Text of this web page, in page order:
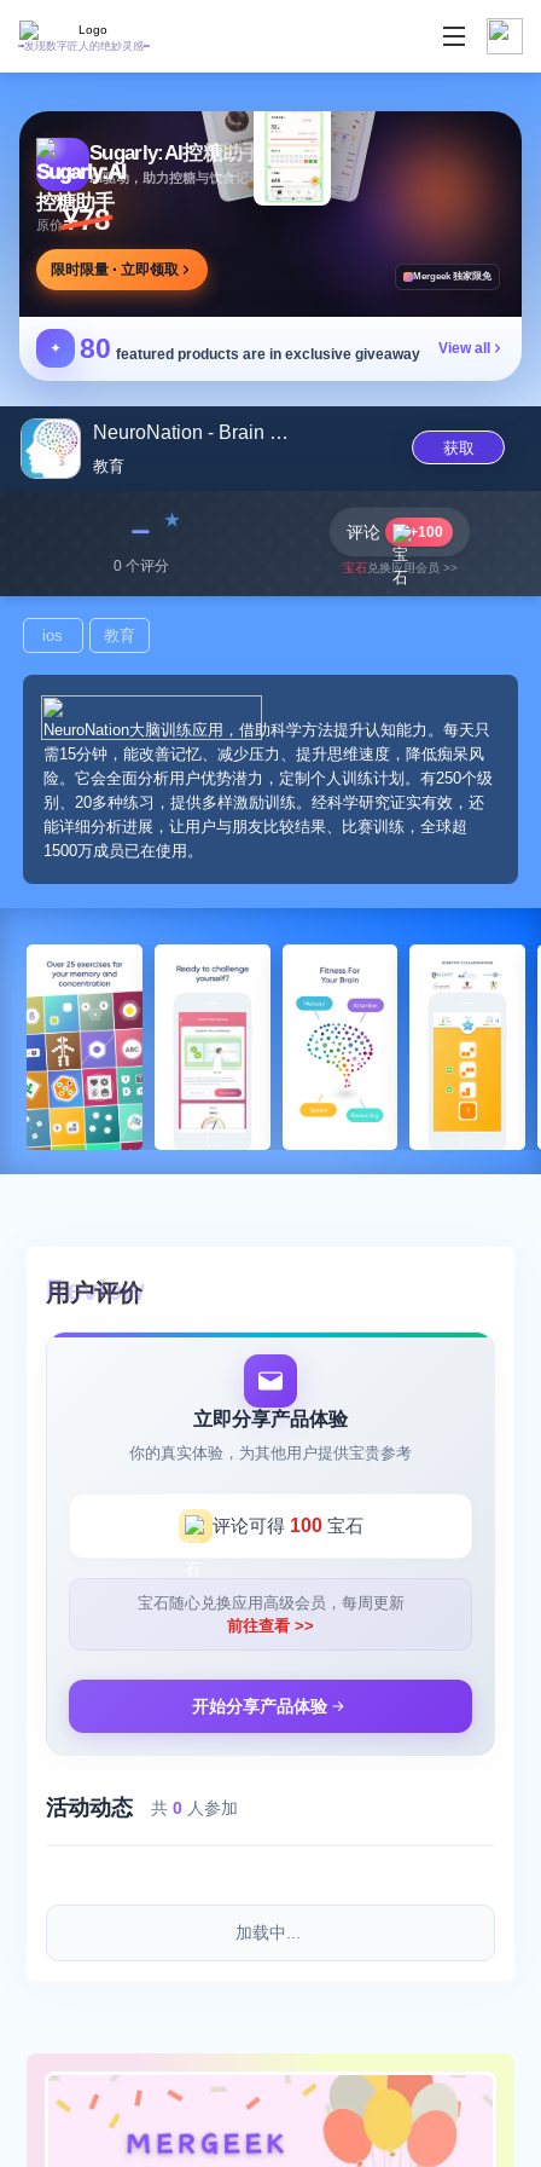
发现数字匠人的绝妙灵感
Sugarly:AI控糖助手
AI驱动，助力控糖与饮食记录，提供个性化建议
原价¥78
限时限量 · 立即领取 Mergeek 独家限免
✦ 80 featured products are in exclusive giveaway View all
NeuroNation - Brain Training
教育
获取
﹣
0 个评分
评论 +100
宝石兑换应用会员 >>
ios 教育
NeuroNation大脑训练应用，借助科学方法提升认知能力。每天只
需15分钟，能改善记忆、减少压力、提升思维速度，降低痴呆风
险。它会全面分析用户优势潜力，定制个人训练计划。有250个级
别、20多种练习，提供多样激励训练。经科学研究证实有效，还
能详细分析进展，让用户与朋友比较结果、比赛训练，全球超
1500万成员已在使用。
用户评价
立即分享产品体验
你的真实体验，为其他用户提供宝贵参考
评论可得 100宝石
宝石随心兑换应用高级会员，每周更新
前往查看 >>
开始分享产品体验
活动动态 共0 人参加
加载中...